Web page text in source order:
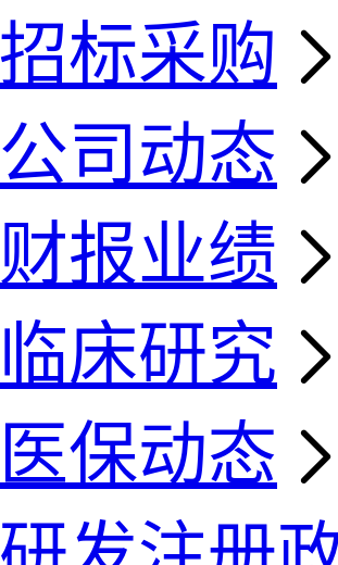
招标采购
公司动态
财报业绩
临床研究
医保动态